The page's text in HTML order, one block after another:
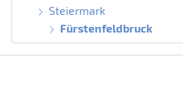
Steiermark
Fürstenfeldbruck